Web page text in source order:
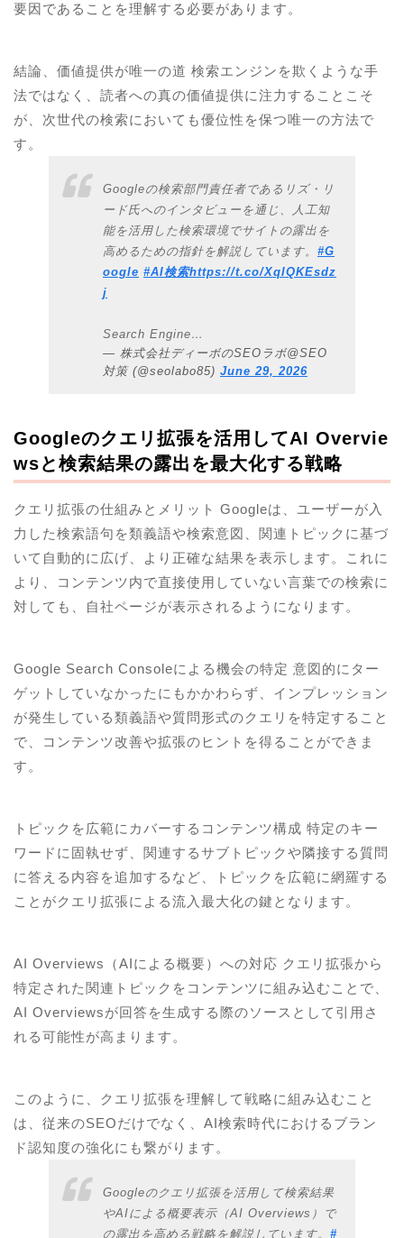
要因であることを理解する必要があります。
結論、価値提供が唯一の道 検索エンジンを欺くような手
法ではなく、読者への真の価値提供に注力することこそ
が、次世代の検索においても優位性を保つ唯一の方法で
す。
Googleの検索部門責任者であるリズ・リ
ード氏へのインタビューを通じ、人工知
能を活用した検索環境でサイトの露出を
高めるための指針を解説しています。 #G
oogle #AI検索https://t.co/XqlQKEsdz
j
Search Engine…
— 株式会社ディーボのSEOラボ@SEO
対策 (@seolabo85) June 29, 2026
Googleのクエリ拡張を活用してAI Overvie
wsと検索結果の露出を最大化する戦略
クエリ拡張の仕組みとメリット Googleは、ユーザーが入
力した検索語句を類義語や検索意図、関連トピックに基づ
いて自動的に広げ、より正確な結果を表示します。これに
より、コンテンツ内で直接使用していない言葉での検索に
対しても、自社ページが表示されるようになります。
Google Search Consoleによる機会の特定 意図的にター
ゲットしていなかったにもかかわらず、インプレッション
が発生している類義語や質問形式のクエリを特定すること
で、コンテンツ改善や拡張のヒントを得ることができま
す。
トピックを広範にカバーするコンテンツ構成 特定のキー
ワードに固執せず、関連するサブトピックや隣接する質問
に答える内容を追加するなど、トピックを広範に網羅する
ことがクエリ拡張による流入最大化の鍵となります。
AI Overviews（AIによる概要）への対応 クエリ拡張から
特定された関連トピックをコンテンツに組み込むことで、
AI Overviewsが回答を生成する際のソースとして引用さ
れる可能性が高まります。
このように、クエリ拡張を理解して戦略に組み込むこと
は、従来のSEOだけでなく、AI検索時代におけるブラン
ド認知度の強化にも繋がります。
Googleのクエリ拡張を活用して検索結果
やAIによる概要表示（AI Overviews）で
の露出を高める戦略を解説しています。 #